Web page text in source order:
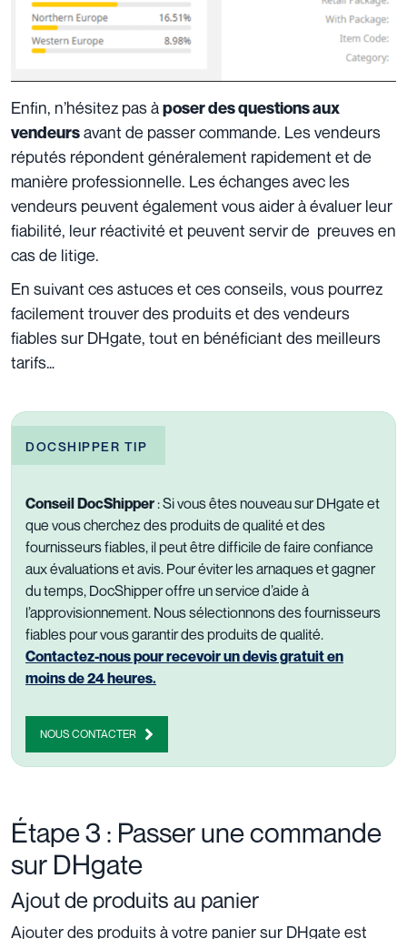
Enfin, n’hésitez pas àposer des questions aux
vendeursavant de passer commande. Les vendeurs
réputés répondent généralement rapidement et de
manière professionnelle. Les échanges avec les
vendeurs peuvent également vous aider à évaluer leur
fiabilité, leur réactivité et peuvent servir de preuves en
cas de litige.
En suivant ces astuces et ces conseils, vous pourrez
facilement trouver des produits et des vendeurs
fiables sur DHgate, tout en bénéficiant des meilleurs
tarifs…
DOCSHIPPER TIP
Conseil DocShipper :Si vous êtes nouveau sur DHgate et
que vous cherchez des produits de qualité et des
fournisseurs fiables, il peut être difficile de faire confiance
aux évaluations et avis. Pour éviter les arnaques et gagner
du temps, DocShipper offre un service d’aide à
l’approvisionnement. Nous sélectionnons des fournisseurs
fiables pour vous garantir des produits de qualité.
Contactez-nous pour recevoir un devis gratuit en
moins de 24 heures.
NOUS CONTACTER
Étape 3 : Passer une commande
sur DHgate
Ajout de produits au panier
Ajouter des produits à votre panier sur DHgate est